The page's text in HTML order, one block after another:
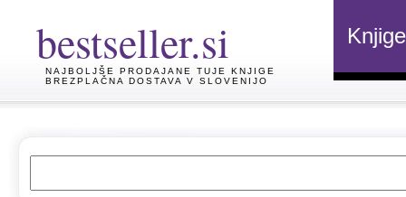
bestseller.si
NAJBOLJŠE PRODAJANE TUJE KNJIGE
BREZPLAČNA DOSTAVA V SLOVENIJO
Knjige